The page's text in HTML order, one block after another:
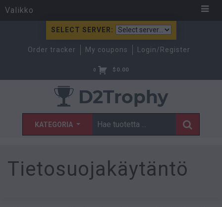
Valikko
SELECT SERVER:
Order tracker My coupons Login/Register
0 $ 0.00
KATEGORIA
Tietosuojakäytäntö